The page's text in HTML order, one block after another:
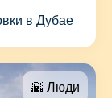
в Дубае
🌇 Люди